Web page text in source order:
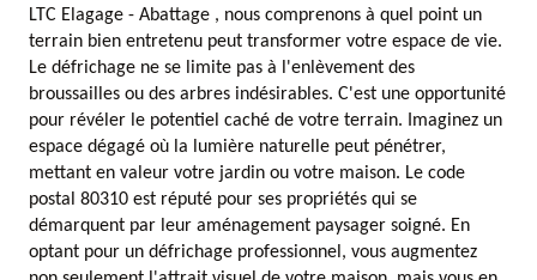
LTC Elagage - Abattage , nous comprenons à quel point un
terrain bien entretenu peut transformer votre espace de vie.
Le défrichage ne se limite pas à l'enlèvement des
broussailles ou des arbres indésirables. C'est une opportunité
pour révéler le potentiel caché de votre terrain. Imaginez un
espace dégagé où la lumière naturelle peut pénétrer,
mettant en valeur votre jardin ou votre maison. Le code
postal 80310 est réputé pour ses propriétés qui se
démarquent par leur aménagement paysager soigné. En
optant pour un défrichage professionnel, vous augmentez